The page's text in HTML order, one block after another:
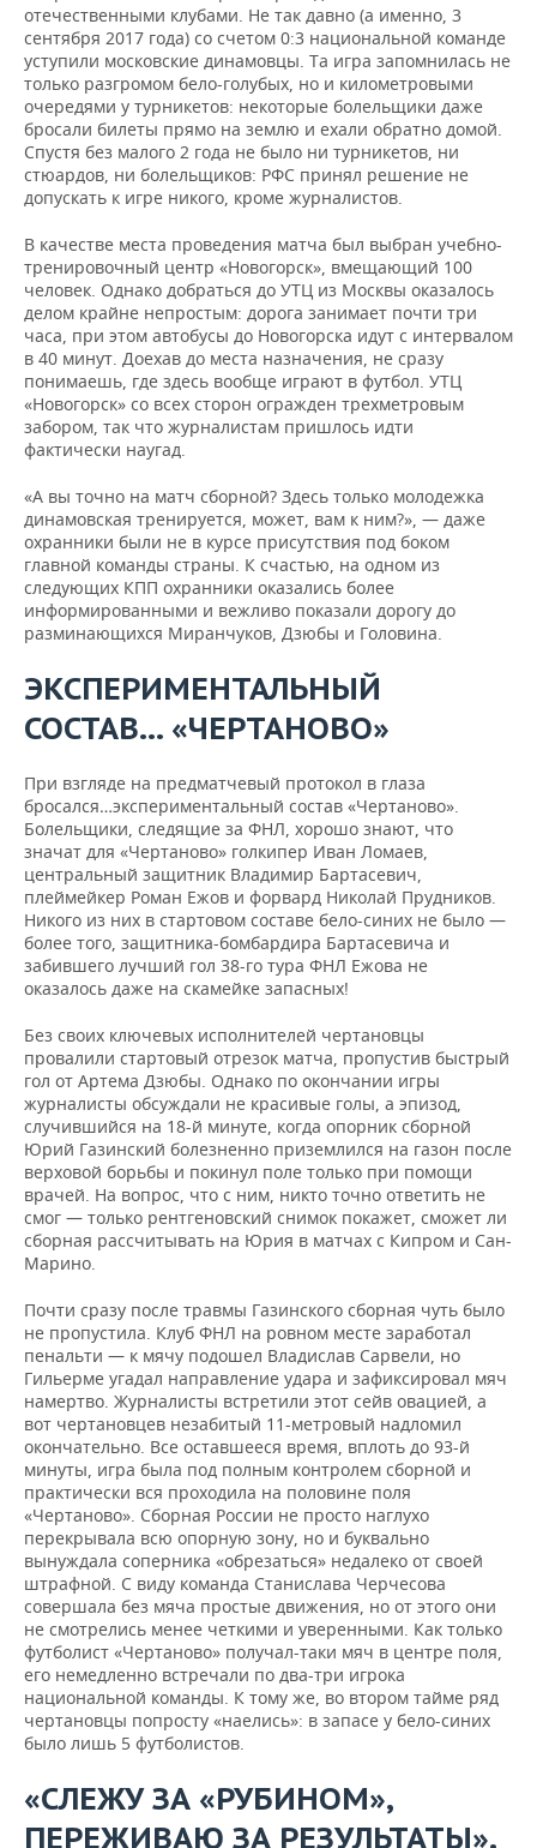
ФИГУРНОЕ КАТАНИЕ
ВОДНЫЕ ВИДЫ СПОРТА
ХОККЕЙ С МЯЧОМ
МЕДИЦИНА
ОБРАЗОВАНИЕ
ПРОИСШЕСТВИЯ
отечественными клубами. Не так давно (а именно, 3
сентября 2017 года) со счетом 0:3 национальной команде
уступили московские динамовцы. Та игра запомнилась не
только разгромом бело-голубых, но и километровыми
очередями у турникетов: некоторые болельщики даже
бросали билеты прямо на землю и ехали обратно домой.
Спустя без малого 2 года не было ни турникетов, ни
стюардов, ни болельщиков: РФС принял решение не
допускать к игре никого, кроме журналистов.
В качестве места проведения матча был выбран учебно-
тренировочный центр «Новогорск», вмещающий 100
человек. Однако добраться до УТЦ из Москвы оказалось
делом крайне непростым: дорога занимает почти три
часа, при этом автобусы до Новогорска идут с интервалом
в 40 минут. Доехав до места назначения, не сразу
понимаешь, где здесь вообще играют в футбол. УТЦ
«Новогорск» со всех сторон огражден трехметровым
забором, так что журналистам пришлось идти
фактически наугад.
«А вы точно на матч сборной? Здесь только молодежка
динамовская тренируется, может, вам к ним?», — даже
охранники были не в курсе присутствия под боком
главной команды страны. К счастью, на одном из
следующих КПП охранники оказались более
информированными и вежливо показали дорогу до
разминающихся Миранчуков, Дзюбы и Головина.
ЭКСПЕРИМЕНТАЛЬНЫЙ
СОСТАВ… «ЧЕРТАНОВО»
При взгляде на предматчевый протокол в глаза
бросался…экспериментальный состав «Чертаново».
Болельщики, следящие за ФНЛ, хорошо знают, что
значат для «Чертаново» голкипер Иван Ломаев,
центральный защитник Владимир Бартасевич,
плеймейкер Роман Ежов и форвард Николай Прудников.
Никого из них в стартовом составе бело-синих не было —
более того, защитника-бомбардира Бартасевича и
забившего лучший гол 38-го тура ФНЛ Ежова не
оказалось даже на скамейке запасных!
Без своих ключевых исполнителей чертановцы
провалили стартовый отрезок матча, пропустив быстрый
гол от Артема Дзюбы. Однако по окончании игры
журналисты обсуждали не красивые голы, а эпизод,
случившийся на 18-й минуте, когда опорник сборной
Юрий Газинский болезненно приземлился на газон после
верховой борьбы и покинул поле только при помощи
врачей. На вопрос, что с ним, никто точно ответить не
смог — только рентгеновский снимок покажет, сможет ли
сборная рассчитывать на Юрия в матчах с Кипром и Сан-
Марино.
Почти сразу после травмы Газинского сборная чуть было
не пропустила. Клуб ФНЛ на ровном месте заработал
пенальти — к мячу подошел Владислав Сарвели, но
Гильерме угадал направление удара и зафиксировал мяч
намертво. Журналисты встретили этот сейв овацией, а
вот чертановцев незабитый 11-метровый надломил
окончательно. Все оставшееся время, вплоть до 93-й
минуты, игра была под полным контролем сборной и
практически вся проходила на половине поля
«Чертаново». Сборная России не просто наглухо
перекрывала всю опорную зону, но и буквально
вынуждала соперника «обрезаться» недалеко от своей
штрафной. С виду команда Станислава Черчесова
совершала без мяча простые движения, но от этого они
не смотрелись менее четкими и уверенными. Как только
футболист «Чертаново» получал-таки мяч в центре поля,
его немедленно встречали по два-три игрока
национальной команды. К тому же, во втором тайме ряд
чертановцы попросту «наелись»: в запасе у бело-синих
было лишь 5 футболистов.
«СЛЕЖУ ЗА «РУБИНОМ»,
ПЕРЕЖИВАЮ ЗА РЕЗУЛЬТАТЫ».